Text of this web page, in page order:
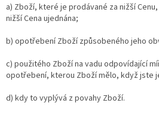
a) Zboží, které je prodávané za nižší
nižší Cena ujednána;
b) opotřebení Zboží způsobeného jeho
c) použitého Zboží na vadu odpovídající
opotřebení, kterou Zboží mělo, když jste
d) kdy to vyplývá z povahy Zboží.